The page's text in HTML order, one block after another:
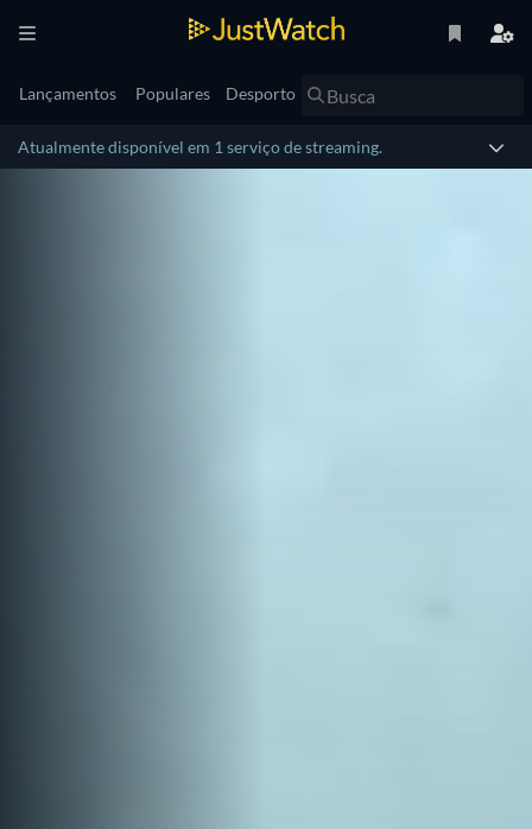
Lançamentos Populares Desporto
Atualmente disponível em 1 serviço de streaming.